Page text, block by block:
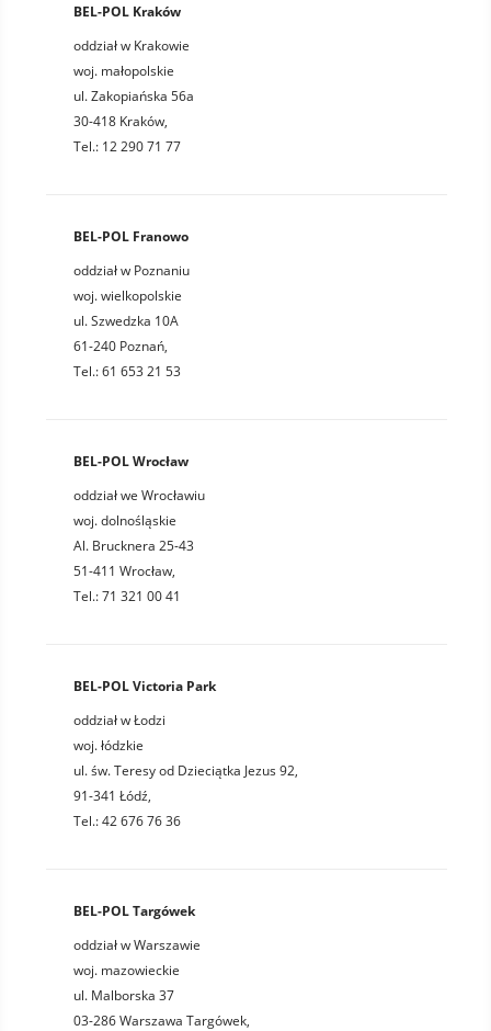
BEL-POL Kraków
oddział w Krakowie
woj. małopolskie
ul. Zakopiańska 56a
30-418 Kraków,
Tel.: 12 290 71 77
BEL-POL Franowo
oddział w Poznaniu
woj. wielkopolskie
ul. Szwedzka 10A
61-240 Poznań,
Tel.: 61 653 21 53
BEL-POL Wrocław
oddział we Wrocławiu
woj. dolnośląskie
Al. Brucknera 25-43
51-411 Wrocław,
Tel.: 71 321 00 41
BEL-POL Victoria Park
oddział w Łodzi
woj. łódzkie
ul. św. Teresy od Dzieciątka Jezus 92,
91-341 Łódź,
Tel.: 42 676 76 36
BEL-POL Targówek
oddział w Warszawie
woj. mazowieckie
ul. Malborska 37
03-286 Warszawa Targówek,